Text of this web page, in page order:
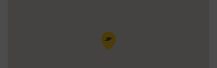
Pin de la carte